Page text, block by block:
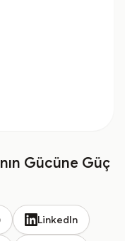
Gücüne Güç
LinkedIn